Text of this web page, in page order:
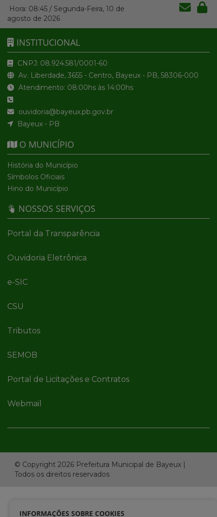
Hora: 08:45 / Segunda-Feira, 10 de
agosto de 2026
INSTITUCIONAL
CNPJ: 08.924.581/0001-60
Av. Liberdade, 3655 - Centro, Bayeux - PB, 58306-000
Atendimento: 08:00hs às 14:00hs
ouvidoria@bayeux.pb.gov.br
Bayeux - PB
O MUNICÍPIO
História do Município
Símbolos Oficiais
Hino do Município
NOSSOS SERVIÇOS
Portal da Transparência
Ouvidoria Eletrônica
e-SIC
CSU
Tributos
SEMOB
Portal de Licitações e Contratos
Webmail
© Copyright 2026 Prefeitura Municipal de Bayeux |
Todos os direitos reservados
INFORMAÇÕES SOBRE COOKIES